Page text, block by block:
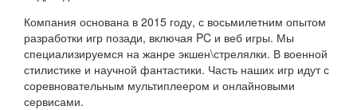
Компания основана в 2015 году, с восьмилетним опытом
разработки игр позади, включая PC и веб игры. Мы
специализируемся на жанре экшен\стрелялки. В военной
стилистике и научной фантастики. Часть наших игр идут с
соревновательным мультиплеером и онлайновыми
сервисами.